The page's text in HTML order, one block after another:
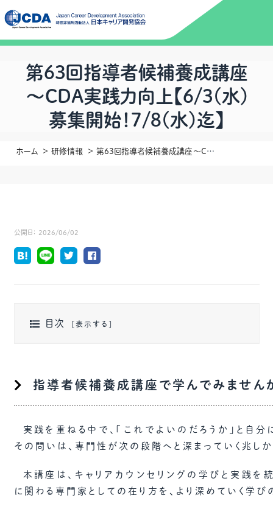
第63回指導者候補養成講座
～CDA実践力向上【6/3(水)
募集開始！7/8(水)迄】
ホーム 研修情報 第63回指導者候補養成講座～CDA実践力向上【6/3(水)募集開始！7/8(水)迄】
公開日： 2026/06/02
目次
指導者候補養成講座で学んでみません
実践を重ねる中で、「これでよいのだろうか」と自分
その問いは、専門性が次の段階へと深まっていく兆しか
本講座は、キャリアカウンセリングの学びと実践を
に関わる専門家としての在り方を、より深めていく学び